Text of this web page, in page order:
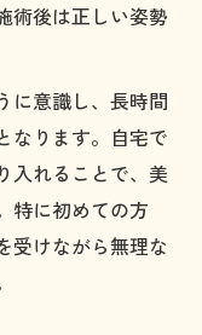
術後は正しい姿勢
に意識し、長時間
なります。自宅で
入れることで、美
特に初めての方
受けながら無理な